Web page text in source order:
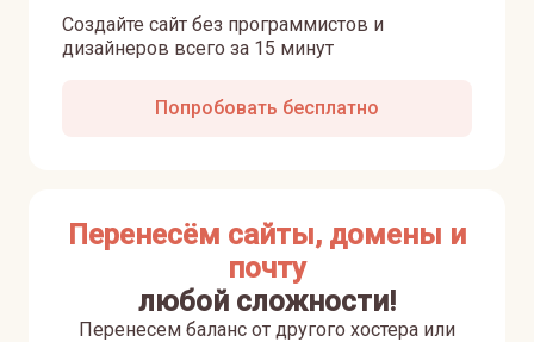
Создайте сайт без программистов и
дизайнеров всего за 15 минут
Попробовать бесплатно
Перенесём сайты, домены и
почту
любой сложности!
Перенесем баланс от другого хостера или